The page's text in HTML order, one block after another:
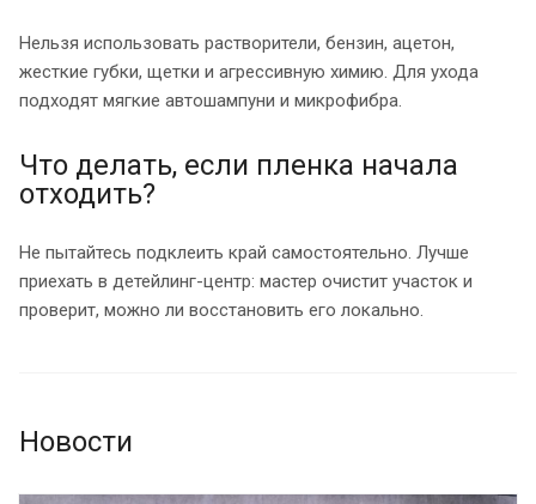
Нельзя использовать растворители, бензин, ацетон,
жесткие губки, щетки и агрессивную химию. Для ухода
подходят мягкие автошампуни и микрофибра.
Что делать, если пленка начала
отходить?
Не пытайтесь подклеить край самостоятельно. Лучше
приехать в детейлинг-центр: мастер очистит участок и
проверит, можно ли восстановить его локально.
Новости